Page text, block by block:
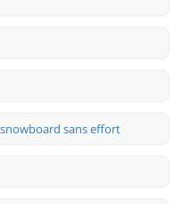
sans effort